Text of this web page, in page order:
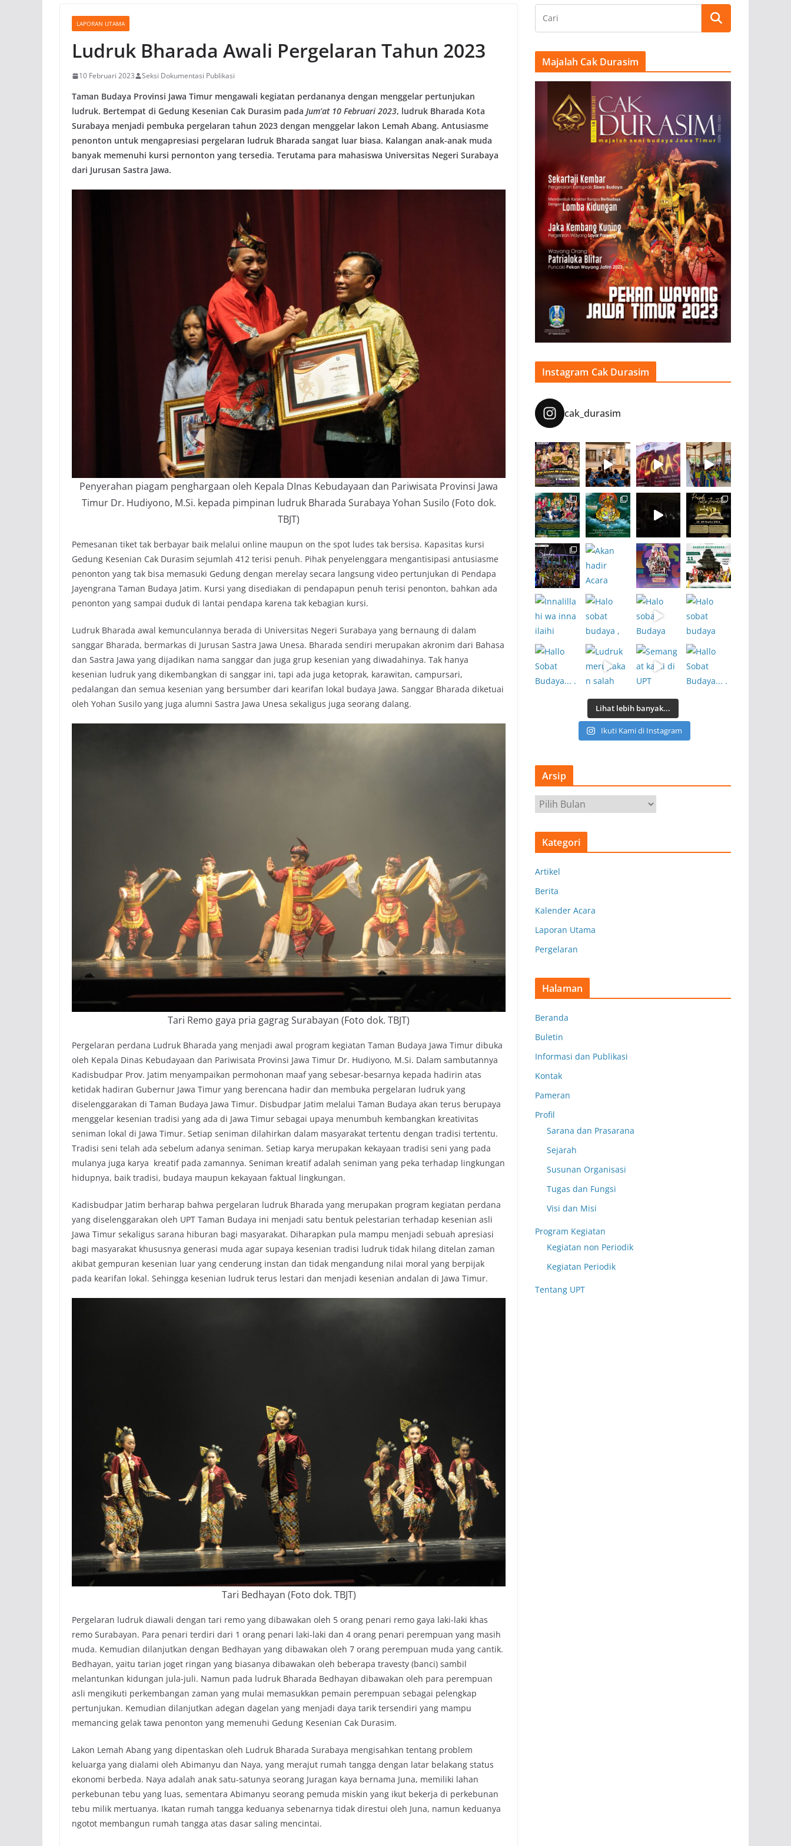
LAPORAN UTAMA
Ludruk Bharada Awali Pergelaran Tahun 2023
10 Februari 2023 Seksi Dokumentasi Publikasi
Taman Budaya Provinsi Jawa Timur mengawali kegiatan perdananya dengan menggelar pertunjukan
ludruk. Bertempat di Gedung Kesenian Cak Durasim pada Jum’at 10 Februari 2023, ludruk Bharada Kota
Surabaya menjadi pembuka pergelaran tahun 2023 dengan menggelar lakon Lemah Abang. Antusiasme
penonton untuk mengapresiasi pergelaran ludruk Bharada sangat luar biasa. Kalangan anak-anak muda
banyak memenuhi kursi pernonton yang tersedia. Terutama para mahasiswa Universitas Negeri Surabaya
dari Jurusan Sastra Jawa.
Penyerahan piagam penghargaan oleh Kepala DInas Kebudayaan dan Pariwisata Provinsi Jawa
Timur Dr. Hudiyono, M.Si. kepada pimpinan ludruk Bharada Surabaya Yohan Susilo (Foto dok.
TBJT)
Pemesanan tiket tak berbayar baik melalui online maupun on the spot ludes tak bersisa. Kapasitas kursi
Gedung Kesenian Cak Durasim sejumlah 412 terisi penuh. Pihak penyelenggara mengantisipasi antusiasme
penonton yang tak bisa memasuki Gedung dengan merelay secara langsung video pertunjukan di Pendapa
Jayengrana Taman Budaya Jatim. Kursi yang disediakan di pendapapun penuh terisi penonton, bahkan ada
penonton yang sampai duduk di lantai pendapa karena tak kebagian kursi.
Ludruk Bharada awal kemunculannya berada di Universitas Negeri Surabaya yang bernaung di dalam
sanggar Bharada, bermarkas di Jurusan Sastra Jawa Unesa. Bharada sendiri merupakan akronim dari Bahasa
dan Sastra Jawa yang dijadikan nama sanggar dan juga grup kesenian yang diwadahinya. Tak hanya
kesenian ludruk yang dikembangkan di sanggar ini, tapi ada juga ketoprak, karawitan, campursari,
pedalangan dan semua kesenian yang bersumber dari kearifan lokal budaya Jawa. Sanggar Bharada diketuai
oleh Yohan Susilo yang juga alumni Sastra Jawa Unesa sekaligus juga seorang dalang.
Tari Remo gaya pria gagrag Surabayan (Foto dok. TBJT)
Pergelaran perdana Ludruk Bharada yang menjadi awal program kegiatan Taman Budaya Jawa Timur dibuka
oleh Kepala Dinas Kebudayaan dan Pariwisata Provinsi Jawa Timur Dr. Hudiyono, M.Si. Dalam sambutannya
Kadisbudpar Prov. Jatim menyampaikan permohonan maaf yang sebesar-besarnya kepada hadirin atas
ketidak hadiran Gubernur Jawa Timur yang berencana hadir dan membuka pergelaran ludruk yang
diselenggarakan di Taman Budaya Jawa Timur. Disbudpar Jatim melalui Taman Budaya akan terus berupaya
menggelar kesenian tradisi yang ada di Jawa Timur sebagai upaya menumbuh kembangkan kreativitas
seniman lokal di Jawa Timur. Setiap seniman dilahirkan dalam masyarakat tertentu dengan tradisi tertentu.
Tradisi seni telah ada sebelum adanya seniman. Setiap karya merupakan kekayaan tradisi seni yang pada
mulanya juga karya kreatif pada zamannya. Seniman kreatif adalah seniman yang peka terhadap lingkungan
hidupnya, baik tradisi, budaya maupun kekayaan faktual lingkungan.
Kadisbudpar Jatim berharap bahwa pergelaran ludruk Bharada yang merupakan program kegiatan perdana
yang diselenggarakan oleh UPT Taman Budaya ini menjadi satu bentuk pelestarian terhadap kesenian asli
Jawa Timur sekaligus sarana hiburan bagi masyarakat. Diharapkan pula mampu menjadi sebuah apresiasi
bagi masyarakat khususnya generasi muda agar supaya kesenian tradisi ludruk tidak hilang ditelan zaman
akibat gempuran kesenian luar yang cenderung instan dan tidak mengandung nilai moral yang berpijak
pada kearifan lokal. Sehingga kesenian ludruk terus lestari dan menjadi kesenian andalan di Jawa Timur.
Tari Bedhayan (Foto dok. TBJT)
Pergelaran ludruk diawali dengan tari remo yang dibawakan oleh 5 orang penari remo gaya laki-laki khas
remo Surabayan. Para penari terdiri dari 1 orang penari laki-laki dan 4 orang penari perempuan yang masih
muda. Kemudian dilanjutkan dengan Bedhayan yang dibawakan oleh 7 orang perempuan muda yang cantik.
Bedhayan, yaitu tarian joget ringan yang biasanya dibawakan oleh beberapa travesty (banci) sambil
melantunkan kidungan jula-juli. Namun pada ludruk Bharada Bedhayan dibawakan oleh para perempuan
asli mengikuti perkembangan zaman yang mulai memasukkan pemain perempuan sebagai pelengkap
pertunjukan. Kemudian dilanjutkan adegan dagelan yang menjadi daya tarik tersendiri yang mampu
memancing gelak tawa penonton yang memenuhi Gedung Kesenian Cak Durasim.
Lakon Lemah Abang yang dipentaskan oleh Ludruk Bharada Surabaya mengisahkan tentang problem
keluarga yang dialami oleh Abimanyu dan Naya, yang merajut rumah tangga dengan latar belakang status
ekonomi berbeda. Naya adalah anak satu-satunya seorang Juragan kaya bernama Juna, memiliki lahan
perkebunan tebu yang luas, sementara Abimanyu seorang pemuda miskin yang ikut bekerja di perkebunan
tebu milik mertuanya. Ikatan rumah tangga keduanya sebenarnya tidak direstui oleh Juna, namun keduanya
ngotot membangun rumah tangga atas dasar saling mencintai.
Majalah Cak Durasim
Instagram Cak Durasim
cak_durasim
Lihat lebih banyak...
Ikuti Kami di Instagram
Arsip
r
s
Kategori
Artikel
Berita
Kalender Acara
Laporan Utama
Pergelaran
Halaman
Beranda
Buletin
Informasi dan Publikasi
Kontak
Pameran
Profil
Sarana dan Prasarana
Sejarah
Susunan Organisasi
Tugas dan Fungsi
Visi dan Misi
Program Kegiatan
Kegiatan non Periodik
Kegiatan Periodik
Tentang UPT